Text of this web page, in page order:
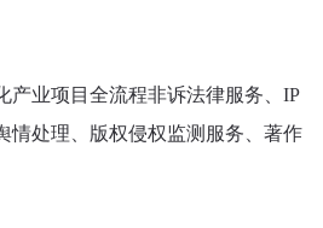
业项目全流程非诉法律服务、IP
情处理、版权侵权监测服务、著作